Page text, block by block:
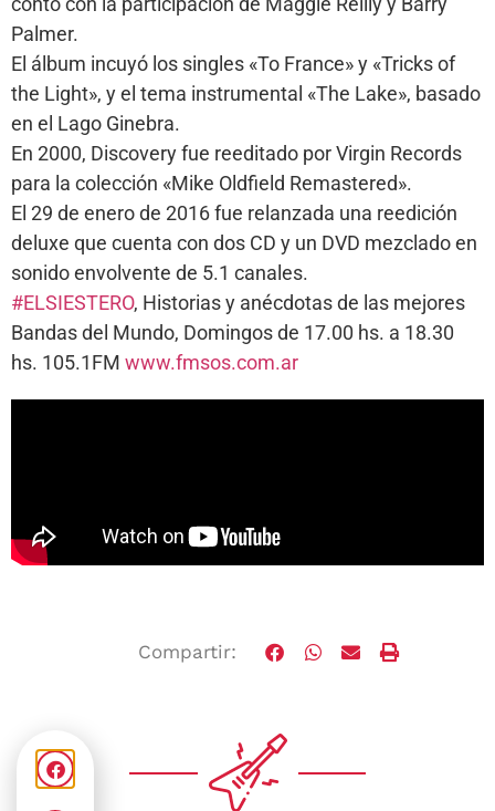
Palmer.
El álbum incuyó los singles «To France» y «Tricks of
the Light», y el tema instrumental «The Lake», basado
en el Lago Ginebra.
En 2000, Discovery fue reeditado por Virgin Records
para la colección «Mike Oldfield Remastered».
El 29 de enero de 2016 fue relanzada una reedición
deluxe que cuenta con dos CD y un DVD mezclado en
sonido envolvente de 5.1 canales.
#ELSIESTERO, Historias y anécdotas de las mejores
Bandas del Mundo, Domingos de 17.00 hs. a 18.30
hs. 105.1FM www.fmsos.com.ar
Compartir: